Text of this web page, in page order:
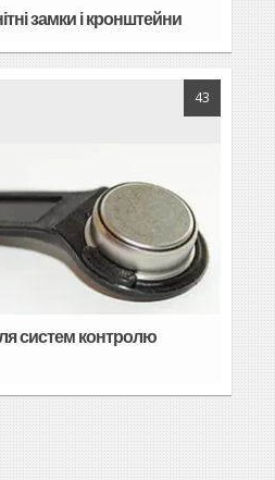
замки і кронштейни
43
систем контролю